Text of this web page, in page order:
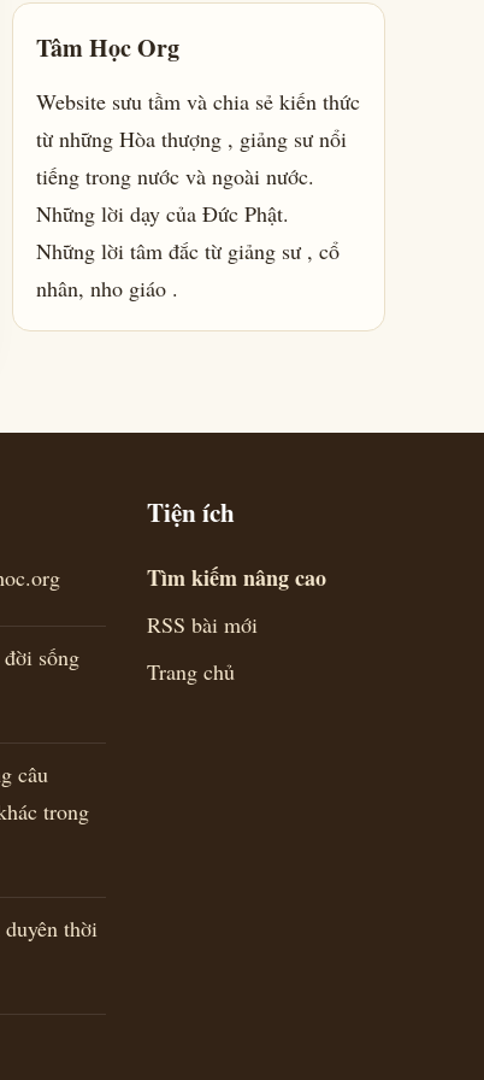
Tâm Học Org
Website sưu tầm và chia sẻ kiến thức
từ những Hòa thượng , giảng sư nổi
tiếng trong nước và ngoài nước.
Những lời dạy của Đức Phật.
Những lời tâm đắc từ giảng sư , cổ
nhân, nho giáo .
sống
câu
trong
thời
Tiện ích
Tìm kiếm nâng cao
RSS bài mới
Trang chủ